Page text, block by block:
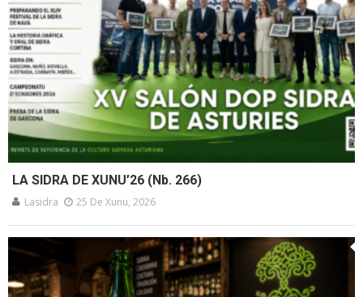
LA SIDRA DE XUNU’26 (Nb. 266)
Lasidra 25 De Xunu, 2026